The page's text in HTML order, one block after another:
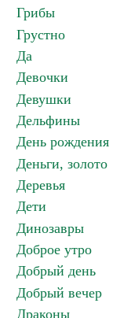
Грибы
Грустно
Да
Девочки
Девушки
Дельфины
День рождения
Деньги, золото
Деревья
Дети
Динозавры
Доброе утро
Добрый день
Добрый вечер
Драконы